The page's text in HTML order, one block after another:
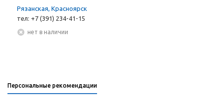
Рязанская, Красноярск
тел: +7 (391) 234-41-15
Нет в наличии
Персональные рекомендации